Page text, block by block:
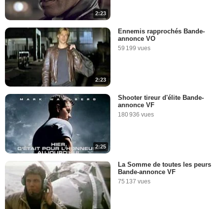
2:23
2:23
Ennemis rapprochés Bande-
annonce VO
59 199 vues
2:25
Shooter tireur d'élite Bande-
annonce VF
180 936 vues
La Somme de toutes les peurs
Bande-annonce VF
75 137 vues